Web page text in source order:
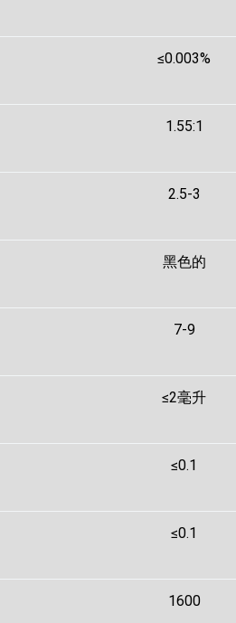
≤0.003%
1.55:1
2.5-3
黑色的
7-9
≤2毫升
≤0.1
≤0.1
1600